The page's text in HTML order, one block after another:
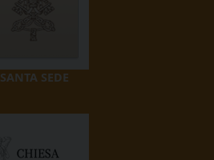
SANTA SEDE